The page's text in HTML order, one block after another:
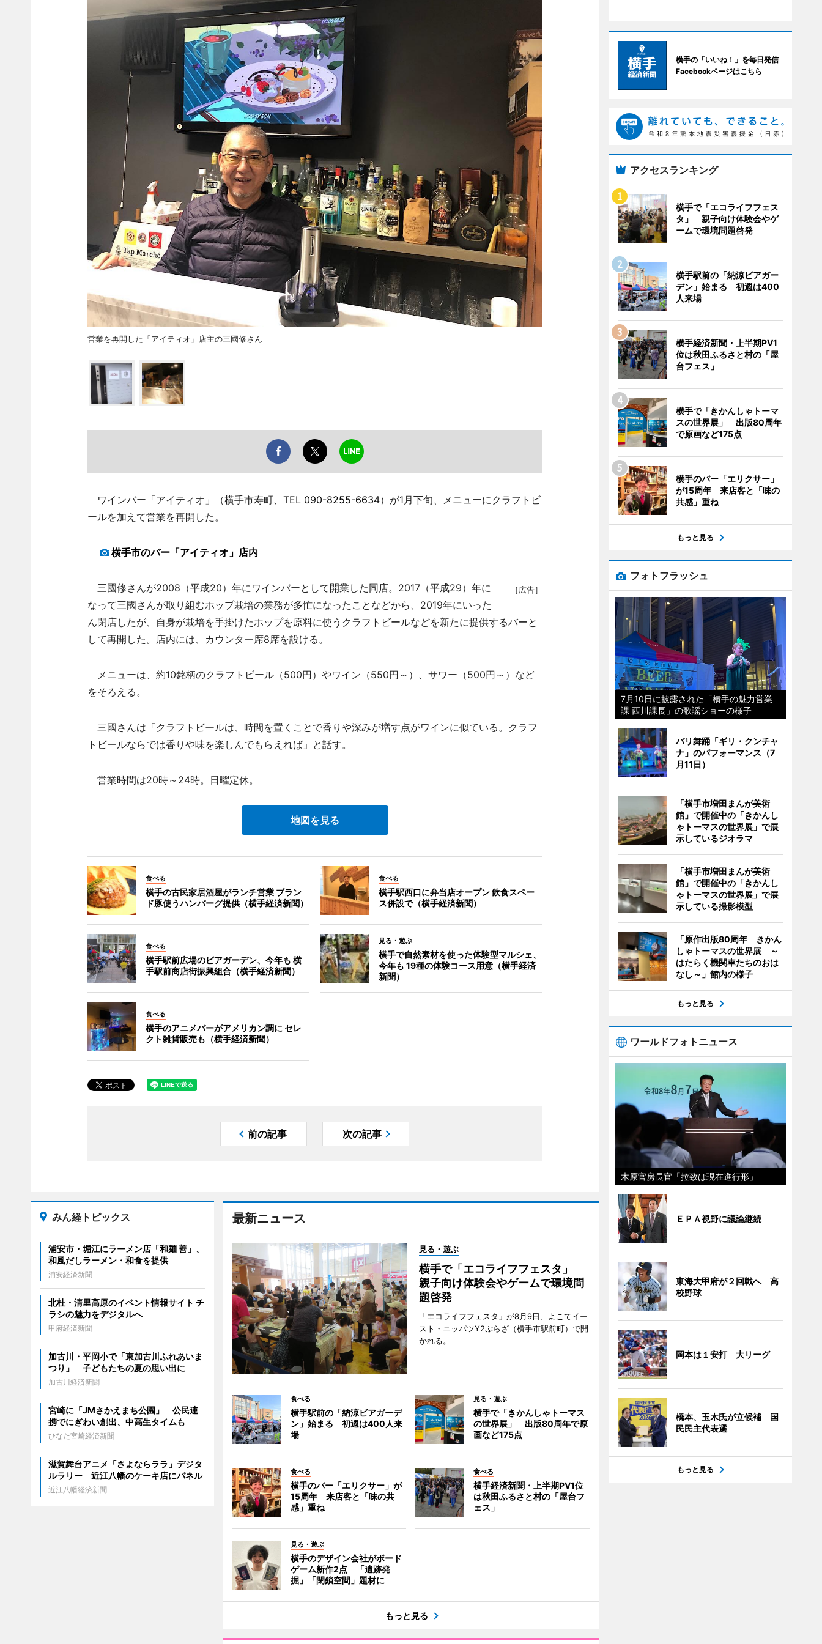
営業を再開した「アイティオ」店主の三國修さん
ワインバー「アイティオ」（横手市寿町、TEL 090-8255-6634）が1月下旬、メニューにクラフトビ
ールを加えて営業を再開した。
横手市のバー「アイティオ」店内
［広告］
三國修さんが2008（平成20）年にワインバーとして開業した同店。2017（平成29）年に
なって三國さんが取り組むホップ栽培の業務が多忙になったことなどから、2019年にいった
ん閉店したが、自身が栽培を手掛けたホップを原料に使うクラフトビールなどを新たに提供するバーと
して再開した。店内には、カウンター席8席を設ける。
メニューは、約10銘柄のクラフトビール（500円）やワイン（550円～）、サワー（500円～）など
をそろえる。
三國さんは「クラフトビールは、時間を置くことで香りや深みが増す点がワインに似ている。クラフ
トビールならでは香りや味を楽しんでもらえれば」と話す。
営業時間は20時～24時。日曜定休。
地図を見る
食べる
横手の古民家居酒屋がランチ営業 ブラン
ド豚使うハンバーグ提供（横手経済新聞）
食べる
横手駅西口に弁当店オープン 飲食スペー
ス併設で（横手経済新聞）
食べる
横手駅前広場のビアガーデン、今年も 横
手駅前商店街振興組合（横手経済新聞）
見る・遊ぶ
横手で自然素材を使った体験型マルシェ、
今年も 19種の体験コース用意（横手経済
新聞）
食べる
横手のアニメバーがアメリカン調に セレ
クト雑貨販売も（横手経済新聞）
前の記事 次の記事
最新ニュース
見る・遊ぶ
横手で「エコライフフェスタ」
親子向け体験会やゲームで環境問
題啓発
「エコライフフェスタ」が8月9日、よこてイー
スト・ニッパツY2ぷらざ（横手市駅前町）で開
かれる。
食べる
横手駅前の「納涼ビアガーデ
ン」始まる 初週は400人来
場
見る・遊ぶ
横手で「きかんしゃトーマス
の世界展」 出版80周年で原
画など175点
食べる
横手のバー「エリクサー」が
15周年 来店客と「味の共
感」重ね
食べる
横手経済新聞・上半期PV1位
は秋田ふるさと村の「屋台フ
ェス」
見る・遊ぶ
横手のデザイン会社がボード
ゲーム新作2点 「遺跡発
掘」「閉鎖空間」題材に
もっと見る
みん経トピックス
浦安市・堀江にラーメン店「和麺 善」、
和風だしラーメン・和食を提供
浦安経済新聞
北杜・清里高原のイベント情報サイト チ
ラシの魅力をデジタルへ
甲府経済新聞
加古川・平岡小で「東加古川ふれあいま
つり」 子どもたちの夏の思い出に
加古川経済新聞
宮崎に「JMさかえまち公園」 公民連
携でにぎわい創出、中高生タイムも
ひなた宮崎経済新聞
滋賀舞台アニメ「さよならララ」デジタ
ルラリー 近江八幡のケーキ店にパネル
近江八幡経済新聞
横手の「いいね！」を毎日発信
Facebookページはこちら
アクセスランキング
横手で「エコライフフェス
タ」 親子向け体験会やゲ
ームで環境問題啓発
横手駅前の「納涼ビアガー
デン」始まる 初週は400
人来場
横手経済新聞・上半期PV1
位は秋田ふるさと村の「屋
台フェス」
横手で「きかんしゃトーマ
スの世界展」 出版80周年
で原画など175点
横手のバー「エリクサー」
が15周年 来店客と「味の
共感」重ね
もっと見る
フォトフラッシュ
7月10日に披露された「横手の魅力営業
課 西川課長」の歌謡ショーの様子
バリ舞踊「ギリ・クンチャ
ナ」のパフォーマンス（7
月11日）
「横手市増田まんが美術
館」で開催中の「きかんし
ゃトーマスの世界展」で展
示しているジオラマ
「横手市増田まんが美術
館」で開催中の「きかんし
ゃトーマスの世界展」で展
示している撮影模型
「原作出版80周年 きかん
しゃトーマスの世界展 ～
はたらく機関車たちのおは
なし～」館内の様子
もっと見る
ワールドフォトニュース
木原官房長官「拉致は現在進行形」
ＥＰＡ視野に議論継続
東海大甲府が２回戦へ 高
校野球
岡本は１安打 大リーグ
橋本、玉木氏が立候補 国
民民主代表選
もっと見る